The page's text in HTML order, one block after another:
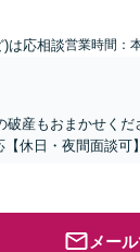
は応相談営業時間：
産もおまかせく
休日・夜間面談可
メー